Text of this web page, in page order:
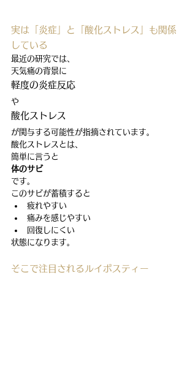
実は「炎症」と「酸化ストレス」も関係
している
最近の研究では、
天気痛の背景に
軽度の炎症反応
や
酸化ストレス
が関与する可能性が指摘されています。
酸化ストレスとは、
簡単に言うと
体のサビ
です。
このサビが蓄積すると
疲れやすい
痛みを感じやすい
回復しにくい
状態になります。
そこで注目されるルイボスティー